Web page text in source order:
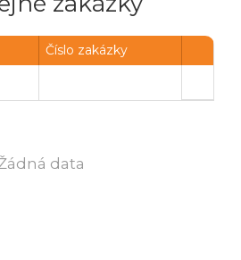
Číslo zakázky
data
Zadavatel Webináře